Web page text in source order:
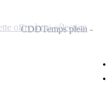
CDDTemps plein
offre à ma sélection